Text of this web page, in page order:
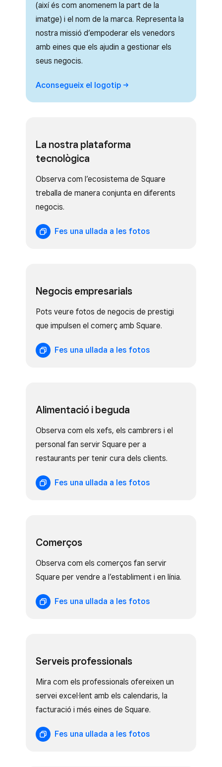
(així és com anomenem la part de la
imatge) i el nom de la marca. Representa la
nostra missió d’empoderar els venedors
amb eines que els ajudin a gestionar els
seus negocis.
Aconsegueix el logotip
La nostra plataforma
tecnològica
Observa com l’ecosistema de Square
treballa de manera conjunta en diferents
negocis.
Fes una ullada a les fotos
Negocis empresarials
Pots veure fotos de negocis de prestigi
que impulsen el comerç amb Square.
Fes una ullada a les fotos
Alimentació i beguda
Observa com els xefs, els cambrers i el
personal fan servir Square per a
restaurants per tenir cura dels clients.
Fes una ullada a les fotos
Comerços
Observa com els comerços fan servir
Square per vendre a l’establiment i en línia.
Fes una ullada a les fotos
Serveis professionals
Mira com els professionals ofereixen un
servei excel·lent amb els calendaris, la
facturació i més eines de Square.
Fes una ullada a les fotos